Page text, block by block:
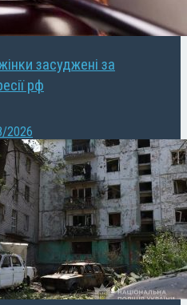
засуджені за
рф
2026